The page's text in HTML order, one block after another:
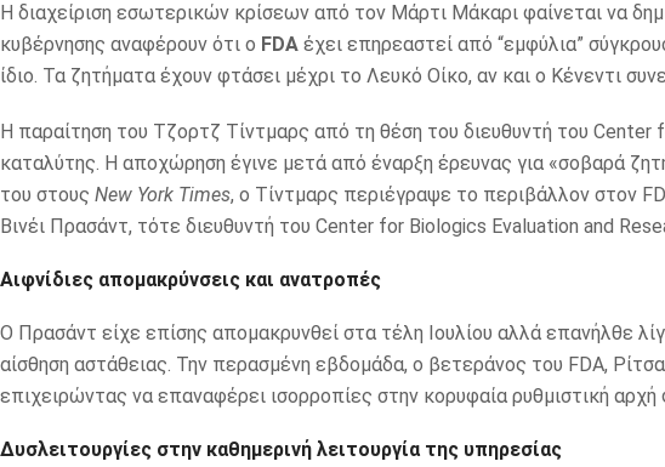
Η διαχείριση εσωτερικών κρίσεων από τον Μάρτι Μάκαρι φαίνεται να
κυβέρνησης αναφέρουν ότι ο FDA έχει επηρεαστεί από “εμφύλια”
ίδιο. Τα ζητήματα έχουν φτάσει μέχρι το Λευκό Οίκο, αν και ο Κένεντι
Η παραίτηση του Τζορτζ Τίντμαρς από τη θέση του διευθυντή του
καταλύτης. Η αποχώρηση έγινε μετά από έναρξη έρευνας για «σοβαρά
του στους New York Times, ο Τίντμαρς περιέγραψε το περιβάλλον στον
Βινέι Πρασάντ, τότε διευθυντή του Center for Biologics Evaluation and
Αιφνίδιες απομακρύνσεις και ανατροπές
Ο Πρασάντ είχε επίσης απομακρυνθεί στα τέλη Ιουλίου αλλά επανήλθε
αίσθηση αστάθειας. Την περασμένη εβδομάδα, ο βετεράνος του FDA,
επιχειρώντας να επαναφέρει ισορροπίες στην κορυφαία ρυθμιστική
Δυσλειτουργίες στην καθημερινή λειτουργία της υπηρεσίας